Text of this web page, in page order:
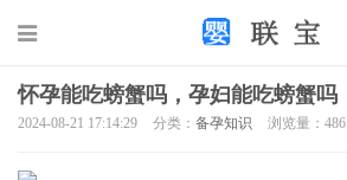
怀孕能吃螃蟹吗，孕妇能吃螃蟹吗
2024-08-21 17:14:29 分类： 备孕知识 浏览量：486